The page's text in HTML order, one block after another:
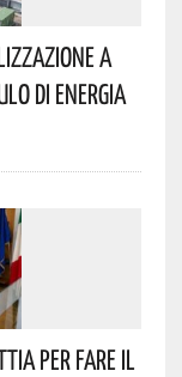
A
Di Energia
Per Fare Il